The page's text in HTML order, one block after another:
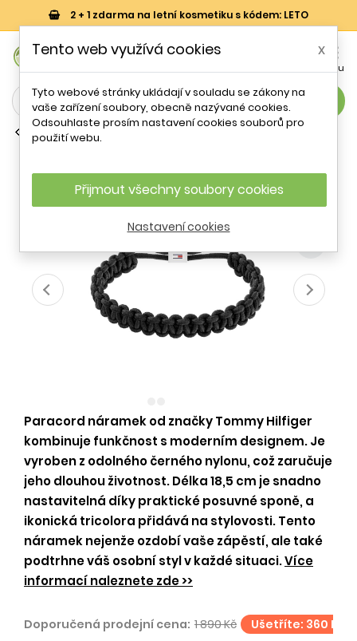
2 + 1 zdarma na letní kosmetiku s kódem: LETO

Menu
search
Textilní náramky
2790496 Tommy Hilfiger
- 19 %
Paracord náramek od značky Tommy Hilfiger
kombinuje funkčnost s moderním designem. Je
vyroben z odolného černého nylonu, což zaručuje
jeho dlouhou životnost. Délka 18,5 cm je snadno
nastavitelná díky praktické posuvné sponě, a
ikonická tricolora přidává na stylovosti. Tento
náramek nejenže ozdobí vaše zápěstí, ale také
podtrhne váš osobní styl v každé situaci.Více
informací naleznete zde >>
Doporučená prodejní cena: 1 890 Kč Ušetříte: 360 Kč
Tento web využívá cookies x
Tyto webové stránky ukládají v souladu se zákony na
vaše zařízení soubory, obecně nazývané cookies.
Odsouhlaste prosím nastavení cookies souborů pro
použití webu.
Přijmout všechny soubory cookies
Nastavení cookies